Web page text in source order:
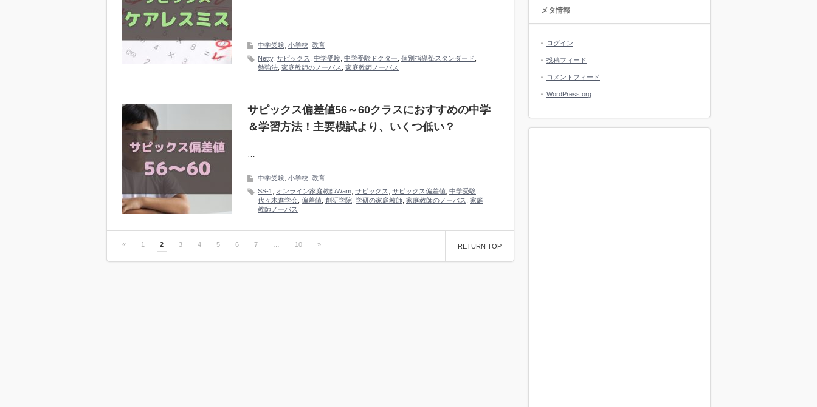
…
中学受験 小学校 教育
Netty, サピックス 中学受験 中学受験ドクター 個別指導塾スタンダード
勉強法 家庭教師のノーバス 家庭教師ノーバス
サピックス偏差値56～60クラスにおすすめの中学
＆学習方法！主要模試より、いくつ低い？
…
中学受験 小学校 教育
SS-1
オンライン家庭教師Wam サピックス サピックス偏差値 中学受験
代々木進学会 偏差値 創研学院 学研の家庭教師 家庭教師のノーバス
家庭
教師ノーバス
« 1 2 3 4 5 6 7 10 » RETURN TOP
メタ情報
ログイン
投稿フィード
コメントフィード
WordPress.org